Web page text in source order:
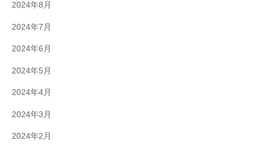
2024年8月
2024年7月
2024年6月
2024年5月
2024年4月
2024年3月
2024年2月